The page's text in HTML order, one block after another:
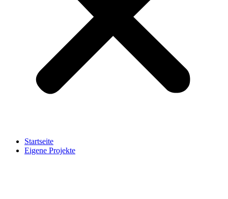
Startseite
Eigene Projekte